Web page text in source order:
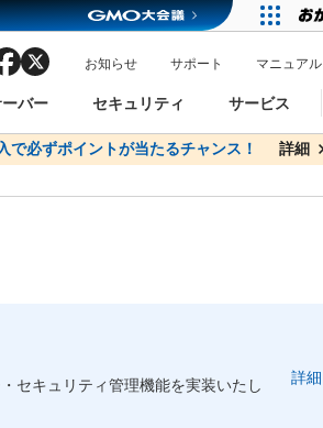
バー セキュリティ サービス
facebook お知らせ サポート マニュアル
タルサーバーを含む最新の機能を使う方
以下でもログイン可能
タルサーバーを含む最新の機能を使う方
以下でも登録可能
必ずポイントが当たるチャンス！ 詳細
ー料金1年間無料 詳細
セキュリティ管理機能を実装いたし
詳細